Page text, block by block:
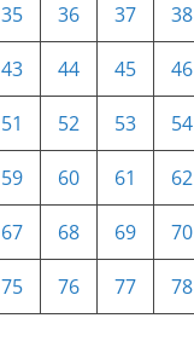
35 36 37 38
43 44 45 46
51 52 53 54
59 60 61 62
67 68 69 70
75 76 77 78